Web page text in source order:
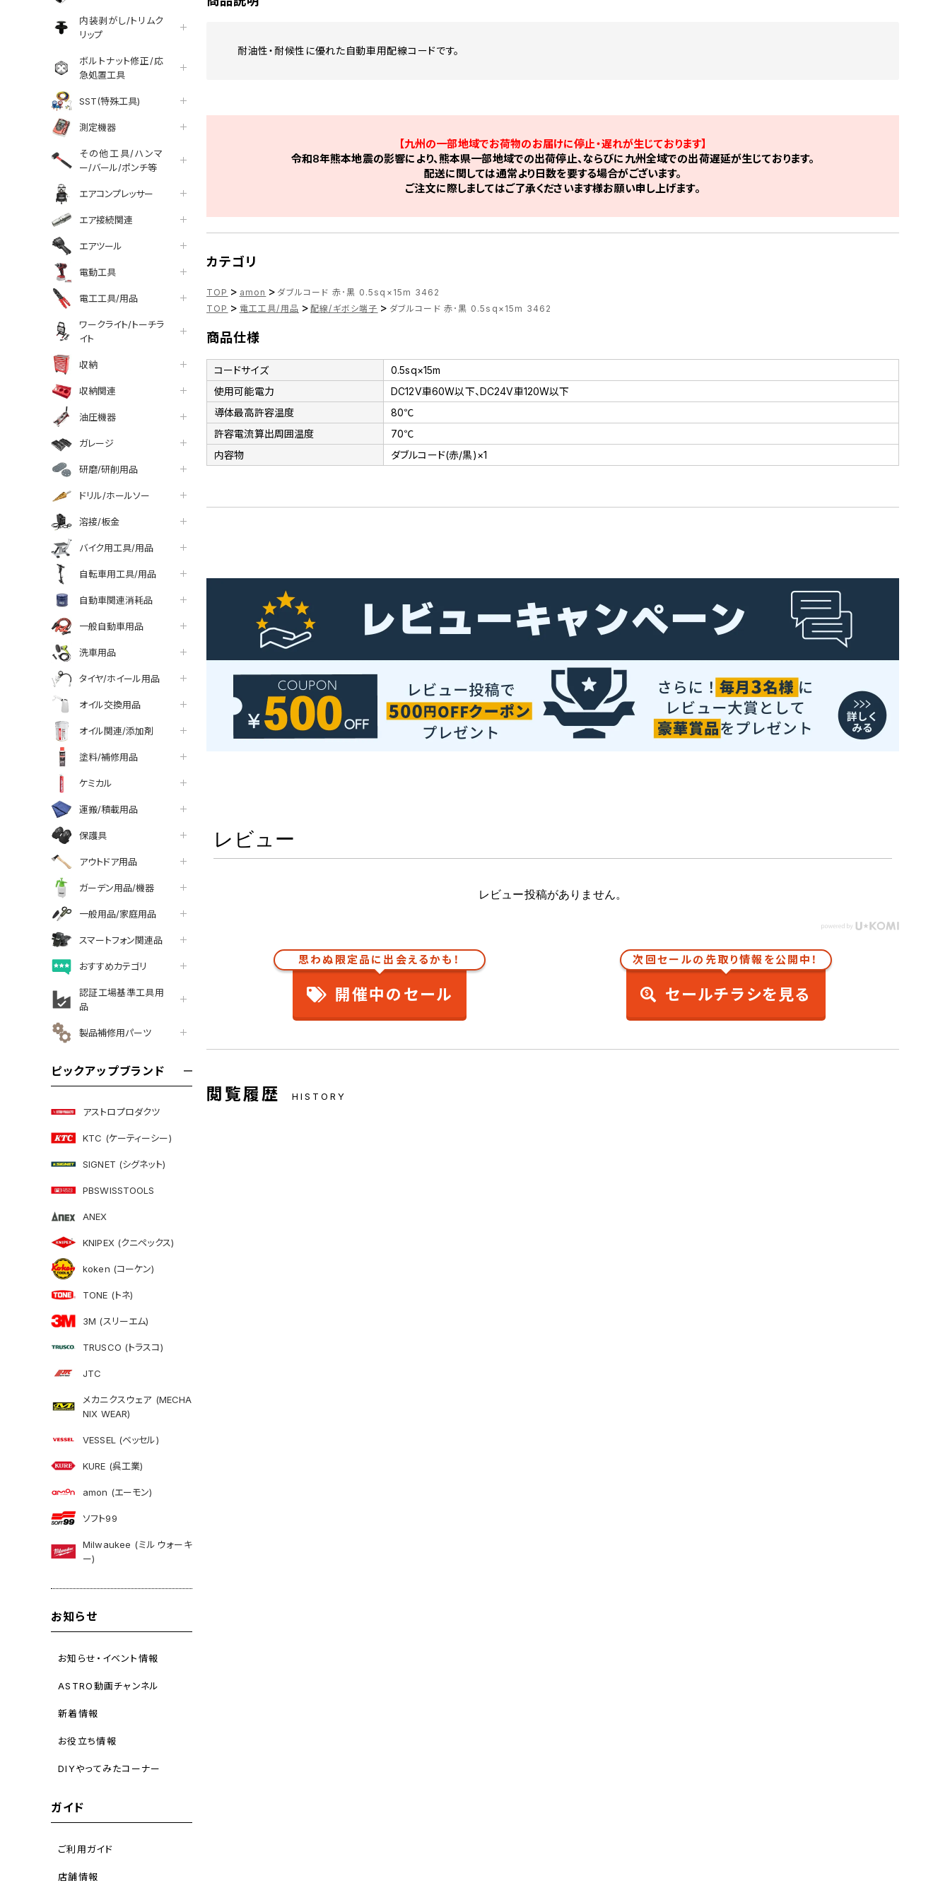
内装剥がし/トリムク
リップ
ボルトナット修正/応
急処置工具
SST(特殊工具)
測定機器
その他工具/ハンマ
ー/バール/ポンチ等
エアコンプレッサー
エア接続関連
エアツール
電動工具
電工工具/用品
ワークライト/トーチラ
イト
収納
収納関連
油圧機器
ガレージ
研磨/研削用品
ドリル/ホールソー
溶接/板金
バイク用工具/用品
自転車用工具/用品
自動車関連消耗品
一般自動車用品
洗車用品
タイヤ/ホイール用品
オイル交換用品
オイル関連/添加剤
塗料/補修用品
ケミカル
運搬/積載用品
保護具
アウトドア用品
ガーデン用品/機器
一般用品/家庭用品
スマートフォン関連品
おすすめカテゴリ
認証工場基準工具用
品
製品補修用パーツ
ピックアップブランド
アストロプロダクツ
KTC (ケーティーシー)
SIGNET (シグネット)
PBSWISSTOOLS
ANEX
KNIPEX (クニペックス)
koken (コーケン)
TONE (トネ)
3M (スリーエム)
TRUSCO (トラスコ)
JTC
メカニクスウェア (MECHA
NIX WEAR)
VESSEL (ベッセル)
KURE (呉工業)
amon (エーモン)
ソフト99
Milwaukee (ミルウォーキ
ー)
お知らせ
お知らせ・イベント情報
ASTRO動画チャンネル
新着情報
お役立ち情報
DIYやってみたコーナー
ガイド
ご利用ガイド
店舗情報
耐油性・耐候性に優れた自動車用配線コードです。
【九州の一部地域でお荷物のお届けに停止・遅れが生じております】
令和8年熊本地震の影響により、熊本県一部地域での出荷停止、ならびに九州全域での出荷遅延が生じております。
配送に関しては通常より日数を要する場合がございます。
ご注文に際しましてはご了承くださいます様お願い申し上げます。
カテゴリ
TOP > amon > ダブルコード 赤･黒 0.5sq×15m 3462
TOP > 電工工具/用品 > 配線/ギボシ端子 > ダブルコード 赤･黒 0.5sq×15m 3462
商品仕様
コードサイズ
0.5sq×15m
使用可能電力
DC12V車60W以下、DC24V車120W以下
導体最高許容温度
80℃
許容電流算出周囲温度
70℃
内容物
ダブルコード(赤/黒)×1
レビュー
レビュー投稿がありません。
思わぬ限定品に出会えるかも！
開催中のセール
次回セールの先取り情報を公開中！
セールチラシを見る
閲覧履歴 HISTORY